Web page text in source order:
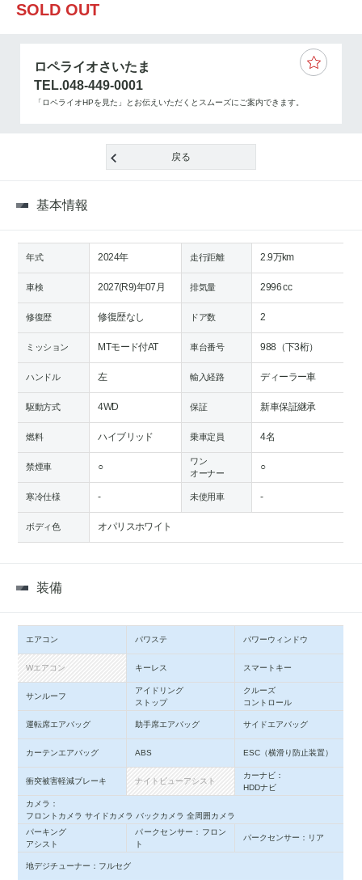
SOLD OUT
ロペライオさいたま
TEL.048-449-0001
「ロペライオHPを見た」とお伝えいただくとスムーズにご案内できます。
戻る
基本情報
年式 2024年 走行距離 2.9万km
車検 2027(R9)年07月 排気量 2996 cc
修復歴 修復歴なし ドア数 2
ミッション MTモード付AT 車台番号 988（下3桁）
ハンドル 左 輸入経路 ディーラー車
駆動方式 4WD 保証 新車保証継承
燃料 ハイブリッド 乗車定員 4名
禁煙車 ○
ワン
オーナー
○
寒冷仕様 - 未使用車 -
ボディ色 オパリスホワイト
装備
エアコン パワステ パワーウィンドウ
Wエアコン キーレス スマートキー
サンルーフ
アイドリング
ストップ
クルーズ
コントロール
運転席エアバッグ 助手席エアバッグ サイドエアバッグ
カーテンエアバッグ ABS ESC（横滑り防止装置）
衝突被害軽減ブレーキ ナイトビューアシスト
カーナビ：
HDDナビ
カメラ：
フロントカメラ サイドカメラ バックカメラ 全周囲カメラ
パーキング
アシスト
パークセンサー：フロン
ト
パークセンサー：リア
地デジチューナー：フルセグ